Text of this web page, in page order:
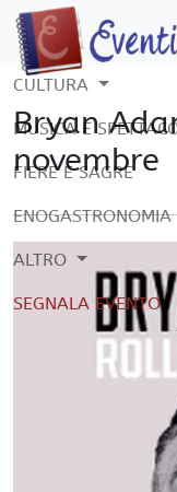
CULTURA
MUSICA E
FIERE E SAGRE
ENOGASTRONOMIA
ALTRO
SEGNALA EVENTO
Bryan
novembre